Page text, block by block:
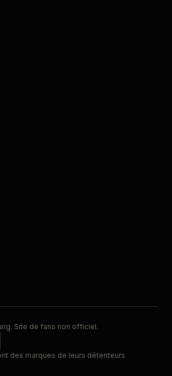
Site de fans non officiel.
des marques de leurs détenteurs